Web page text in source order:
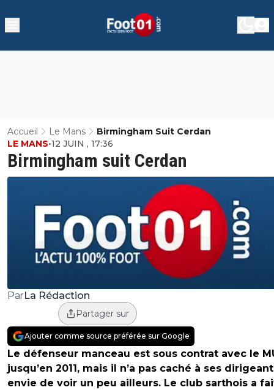
Accueil Le Mans Birmingham Suit Cerdan
Birmingham suit Cerdan
LE MANS•12 JUIN , 17:36
ParLa Rédaction
Partager sur
Ajouter comme source préférée sur Google
Le défenseur manceau est sous contrat avec le
jusqu’en 2011, mais il n’a pas caché à ses
envie de voir un peu ailleurs. Le club sarthois a